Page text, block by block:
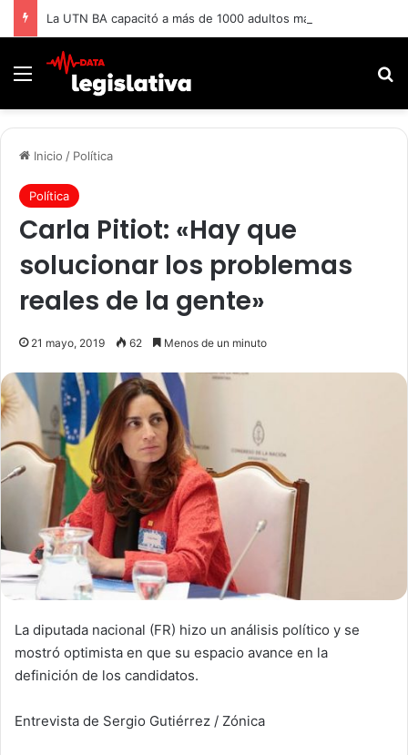
La UTN BA capacitó a más de 1000 adultos mayores.
Menú
Inicio / Política
Política
Carla Pitiot: «Hay que
solucionar los problemas
reales de la gente»
21 mayo, 2019 62 Menos de un minuto
La diputada nacional (FR) hizo un análisis político y se
mostró optimista en que su espacio avance en la
definición de los candidatos.
Entrevista de Sergio Gutiérrez / Zónica